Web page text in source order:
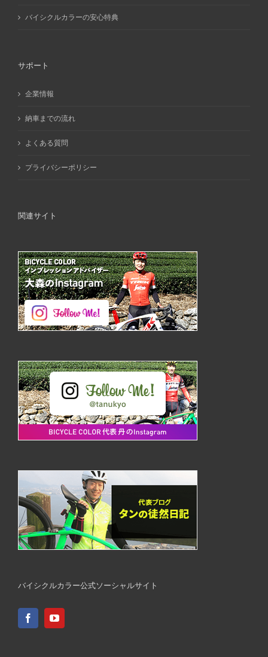
バイシクルカラーの安心特典
サポート
企業情報
納車までの流れ
よくある質問
プライバシーポリシー
関連サイト
バイシクルカラー公式ソーシャルサイト